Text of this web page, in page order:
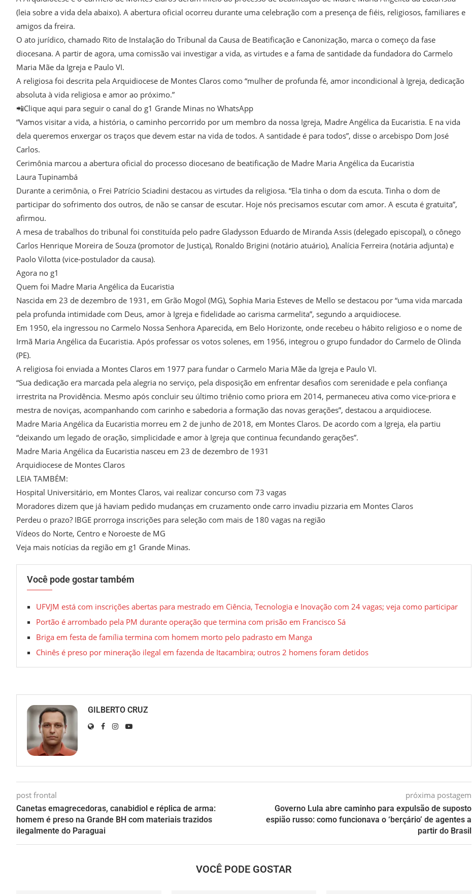
(leia sobre a vida dela abaixo). A abertura oficial ocorreu durante uma celebração com a presença de fiéis, religiosos, familiares e
amigos da freira.
O ato jurídico, chamado Rito de Instalação do Tribunal da Causa de Beatificação e Canonização, marca o começo da fase
diocesana. A partir de agora, uma comissão vai investigar a vida, as virtudes e a fama de santidade da fundadora do Carmelo
Maria Mãe da Igreja e Paulo VI.
A religiosa foi descrita pela Arquidiocese de Montes Claros como “mulher de profunda fé, amor incondicional à Igreja, dedicação
absoluta à vida religiosa e amor ao próximo.”
📲Clique aqui para seguir o canal do g1 Grande Minas no WhatsApp
“Vamos visitar a vida, a história, o caminho percorrido por um membro da nossa Igreja, Madre Angélica da Eucaristia. E na vida
dela queremos enxergar os traços que devem estar na vida de todos. A santidade é para todos”, disse o arcebispo Dom José
Carlos.
Cerimônia marcou a abertura oficial do processo diocesano de beatificação de Madre Maria Angélica da Eucaristia
Laura Tupinambá
Durante a cerimônia, o Frei Patrício Sciadini destacou as virtudes da religiosa. “Ela tinha o dom da escuta. Tinha o dom de
participar do sofrimento dos outros, de não se cansar de escutar. Hoje nós precisamos escutar com amor. A escuta é gratuita”,
afirmou.
A mesa de trabalhos do tribunal foi constituída pelo padre Gladysson Eduardo de Miranda Assis (delegado episcopal), o cônego
Carlos Henrique Moreira de Souza (promotor de Justiça), Ronaldo Brigini (notário atuário), Analícia Ferreira (notária adjunta) e
Paolo Vilotta (vice-postulador da causa).
Agora no g1
Quem foi Madre Maria Angélica da Eucaristia
Nascida em 23 de dezembro de 1931, em Grão Mogol (MG), Sophia Maria Esteves de Mello se destacou por “uma vida marcada
pela profunda intimidade com Deus, amor à Igreja e fidelidade ao carisma carmelita”, segundo a arquidiocese.
Em 1950, ela ingressou no Carmelo Nossa Senhora Aparecida, em Belo Horizonte, onde recebeu o hábito religioso e o nome de
Irmã Maria Angélica da Eucaristia. Após professar os votos solenes, em 1956, integrou o grupo fundador do Carmelo de Olinda
(PE).
A religiosa foi enviada a Montes Claros em 1977 para fundar o Carmelo Maria Mãe da Igreja e Paulo VI.
“Sua dedicação era marcada pela alegria no serviço, pela disposição em enfrentar desafios com serenidade e pela confiança
irrestrita na Providência. Mesmo após concluir seu último triênio como priora em 2014, permaneceu ativa como vice-priora e
mestra de noviças, acompanhando com carinho e sabedoria a formação das novas gerações”, destacou a arquidiocese.
Madre Maria Angélica da Eucaristia morreu em 2 de junho de 2018, em Montes Claros. De acordo com a Igreja, ela partiu
“deixando um legado de oração, simplicidade e amor à Igreja que continua fecundando gerações”.
Madre Maria Angélica da Eucaristia nasceu em 23 de dezembro de 1931
Arquidiocese de Montes Claros
LEIA TAMBÉM:
Hospital Universitário, em Montes Claros, vai realizar concurso com 73 vagas
Moradores dizem que já haviam pedido mudanças em cruzamento onde carro invadiu pizzaria em Montes Claros
Perdeu o prazo? IBGE prorroga inscrições para seleção com mais de 180 vagas na região
Vídeos do Norte, Centro e Noroeste de MG
Veja mais notícias da região em g1 Grande Minas.
Você pode gostar também
UFVJM está com inscrições abertas para mestrado em Ciência, Tecnologia e Inovação com 24 vagas; veja como participar
Portão é arrombado pela PM durante operação que termina com prisão em Francisco Sá
Briga em festa de família termina com homem morto pelo padrasto em Manga
Chinês é preso por mineração ilegal em fazenda de Itacambira; outros 2 homens foram detidos
GILBERTO CRUZ
post frontal
Canetas emagrecedoras, canabidiol e réplica de arma:
homem é preso na Grande BH com materiais trazidos
ilegalmente do Paraguai
próxima postagem
Governo Lula abre caminho para expulsão de suposto
espião russo: como funcionava o ‘berçário’ de agentes a
partir do Brasil
VOCÊ PODE GOSTAR